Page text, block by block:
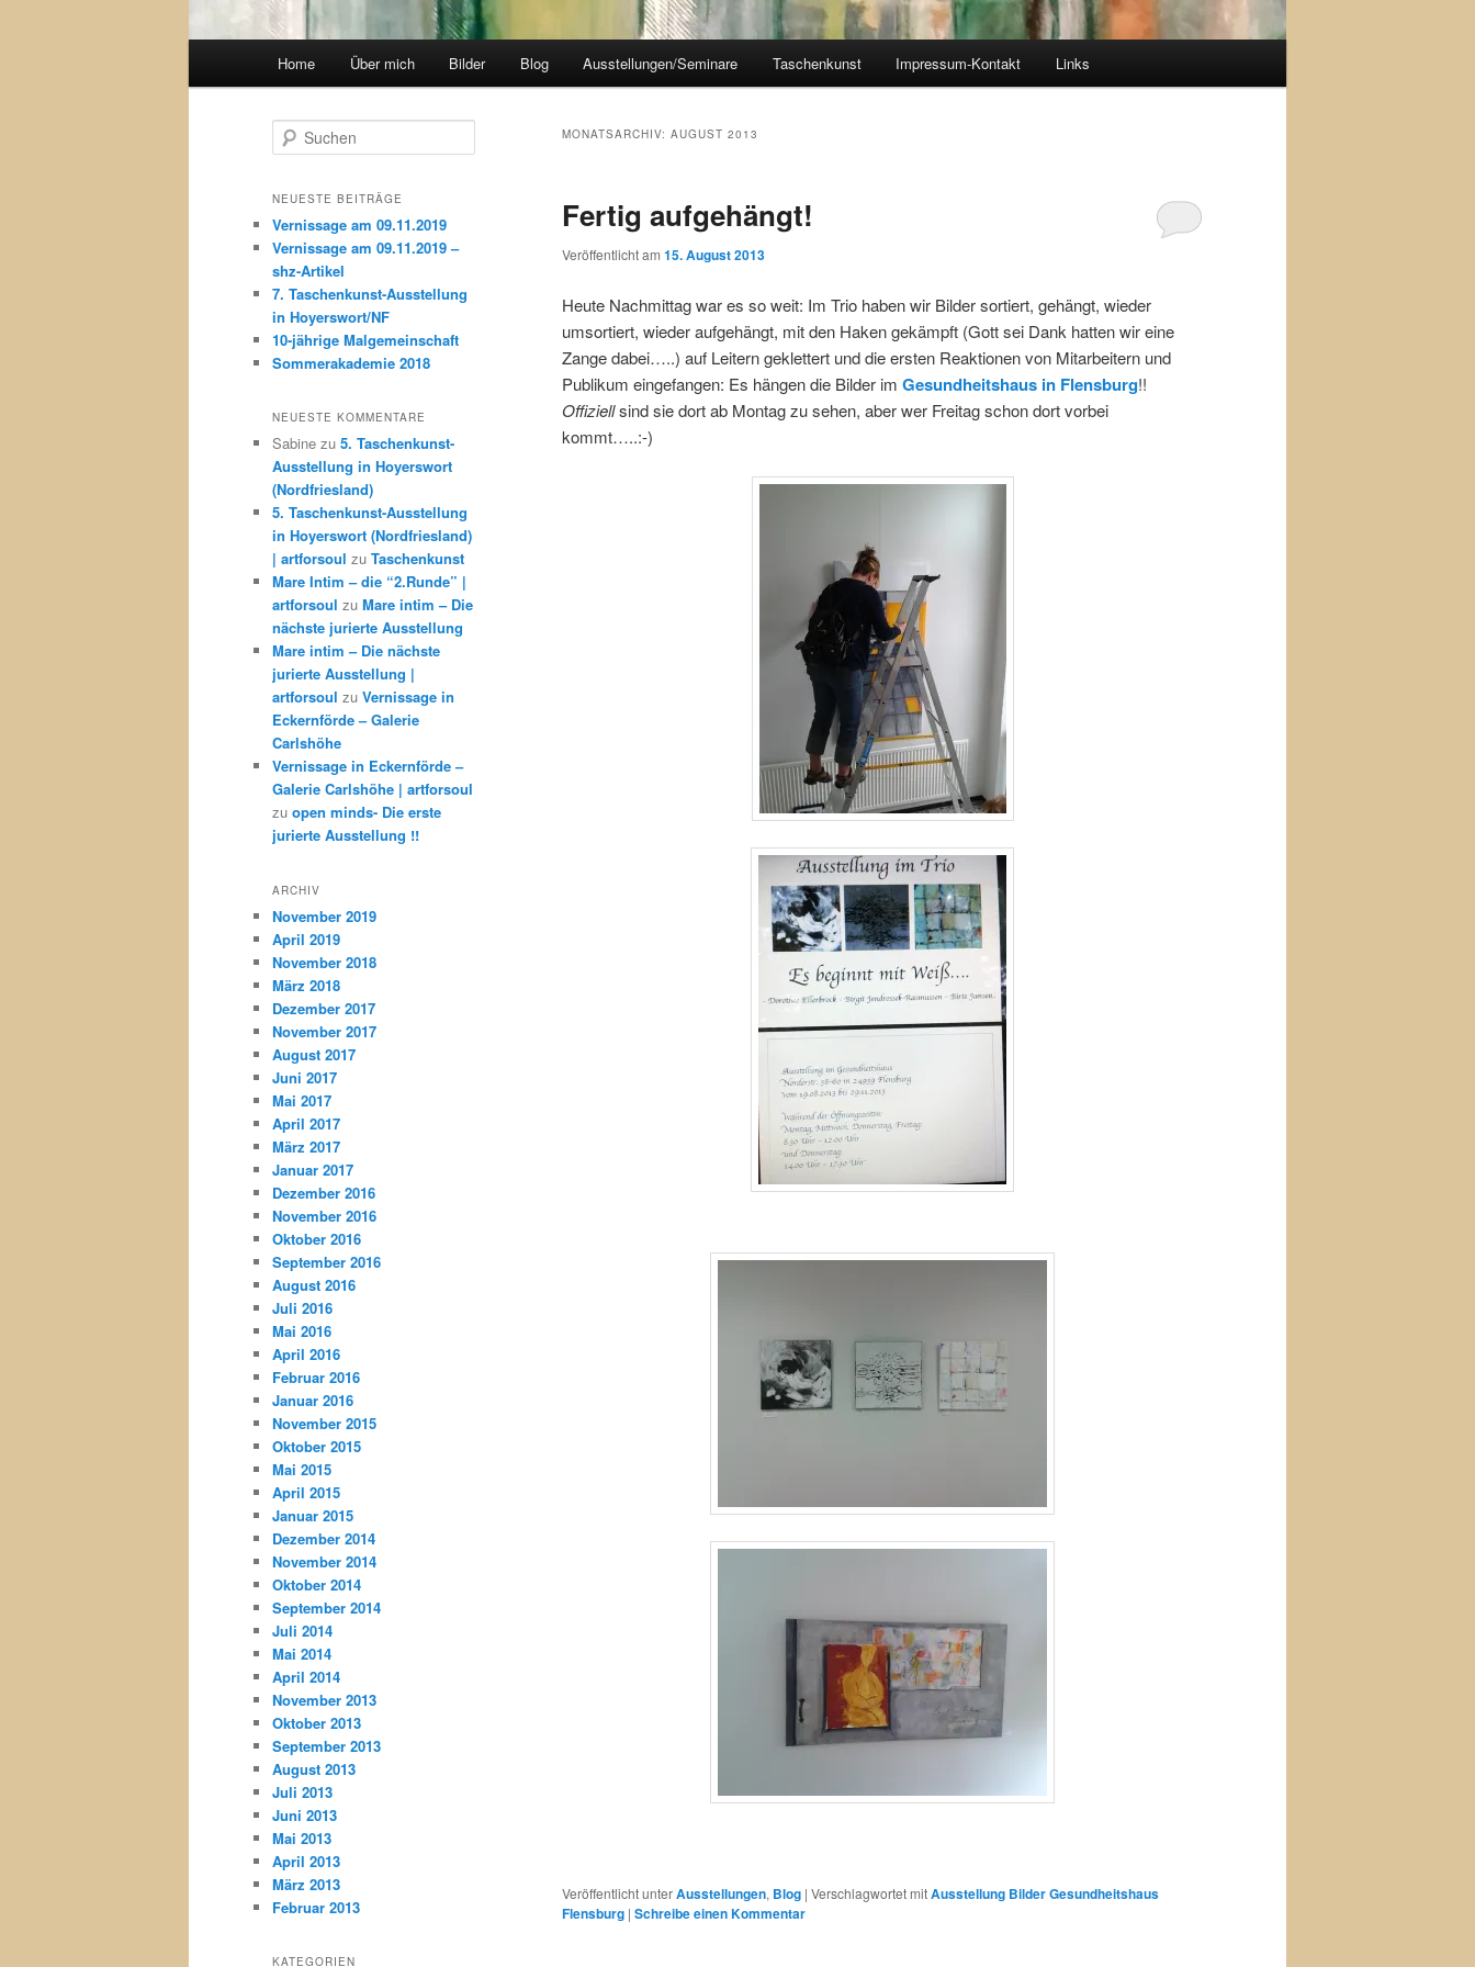
Home Über mich Bilder Blog Ausstellungen/Seminare Taschenkunst Impressum-Kontakt Links
MONATSARCHIV: AUGUST 2013
Fertig aufgehängt!
Veröffentlicht am 15. August 2013
Heute Nachmittag war es so weit: Im Trio haben wir Bilder sortiert, gehängt, wieder
umsortiert, wieder aufgehängt, mit den Haken gekämpft (Gott sei Dank hatten wir eine
Zange dabei…..) auf Leitern geklettert und die ersten Reaktionen von Mitarbeitern und
Publikum eingefangen: Es hängen die Bilder im Gesundheitshaus in Flensburg!!
Offiziellsind sie dort ab Montag zu sehen, aber wer Freitag schon dort vorbei
kommt…..:-)
Veröffentlicht unterAusstellungen, Blog | Verschlagwortet mitAusstellung Bilder Gesundheitshaus
Flensburg | Schreibe einen Kommentar
u
h
n
NEUESTE BEITRÄGE
Vernissage am 09.11.2019
Vernissage am 09.11.2019 –
shz-Artikel
7. Taschenkunst-Ausstellung
in Hoyerswort/NF
10-jährige Malgemeinschaft
Sommerakademie 2018
NEUESTE KOMMENTARE
Sabine zu 5. Taschenkunst-
Ausstellung in Hoyerswort
(Nordfriesland)
5. Taschenkunst-Ausstellung
in Hoyerswort (Nordfriesland)
| artforsoul zu Taschenkunst
Mare Intim – die “2.Runde” |
artforsoul zu Mare intim – Die
nächste jurierte Ausstellung
Mare intim – Die nächste
jurierte Ausstellung |
artforsoul zu Vernissage in
Eckernförde – Galerie
Carlshöhe
Vernissage in Eckernförde –
Galerie Carlshöhe | artforsoul
zu open minds- Die erste
jurierte Ausstellung !!
ARCHIV
November 2019
April 2019
November 2018
März 2018
Dezember 2017
November 2017
August 2017
Juni 2017
Mai 2017
April 2017
März 2017
Januar 2017
Dezember 2016
November 2016
Oktober 2016
September 2016
August 2016
Juli 2016
Mai 2016
April 2016
Februar 2016
Januar 2016
November 2015
Oktober 2015
Mai 2015
April 2015
Januar 2015
Dezember 2014
November 2014
Oktober 2014
September 2014
Juli 2014
Mai 2014
April 2014
November 2013
Oktober 2013
September 2013
August 2013
Juli 2013
Juni 2013
Mai 2013
April 2013
März 2013
Februar 2013
KATEGORIEN